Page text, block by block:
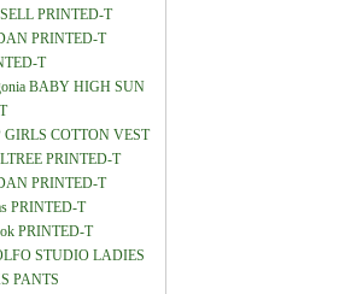
PRINTED-T
PRINTED-T
T
BABY HIGH SUN
GIRLS COTTON VEST
PRINTED-T
PRINTED-T
PRINTED-T
PRINTED-T
STUDIO LADIES
PANTS